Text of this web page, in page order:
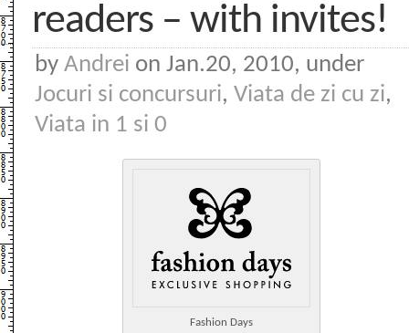
readers – with invites!
by Andrei on Jan.20, 2010, under
Jocuri si concursuri, Viata de zi cu zi,
Viata in 1 si 0
Fashion Days